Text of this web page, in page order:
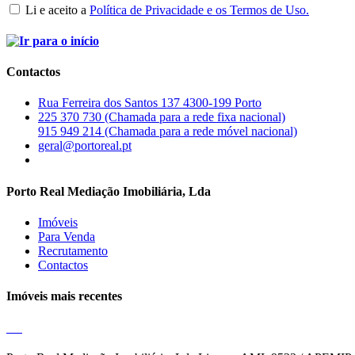
Li e aceito a Política de Privacidade e os Termos de Uso.
Contactos
Rua Ferreira dos Santos 137 4300-199 Porto
225 370 730 (Chamada para a rede fixa nacional)
915 949 214 (Chamada para a rede móvel nacional)
geral@portoreal.pt
Porto Real Mediação Imobiliária, Lda
Imóveis
Para Venda
Recrutamento
Contactos
Imóveis mais recentes